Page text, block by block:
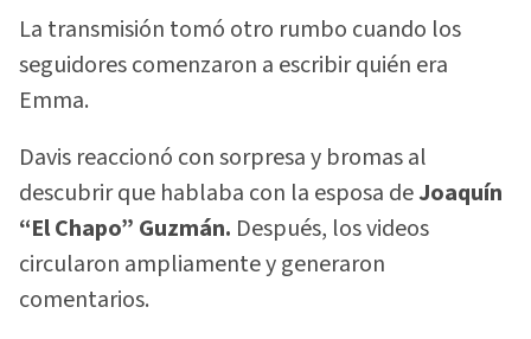
La transmisión tomó otro rumbo cuando los
seguidores comenzaron a escribir quién era
Emma.
Davis reaccionó con sorpresa y bromas al
descubrir que hablaba con la esposa deJoaquín
“El Chapo” Guzmán. Después, los videos
circularon ampliamente y generaron
comentarios.